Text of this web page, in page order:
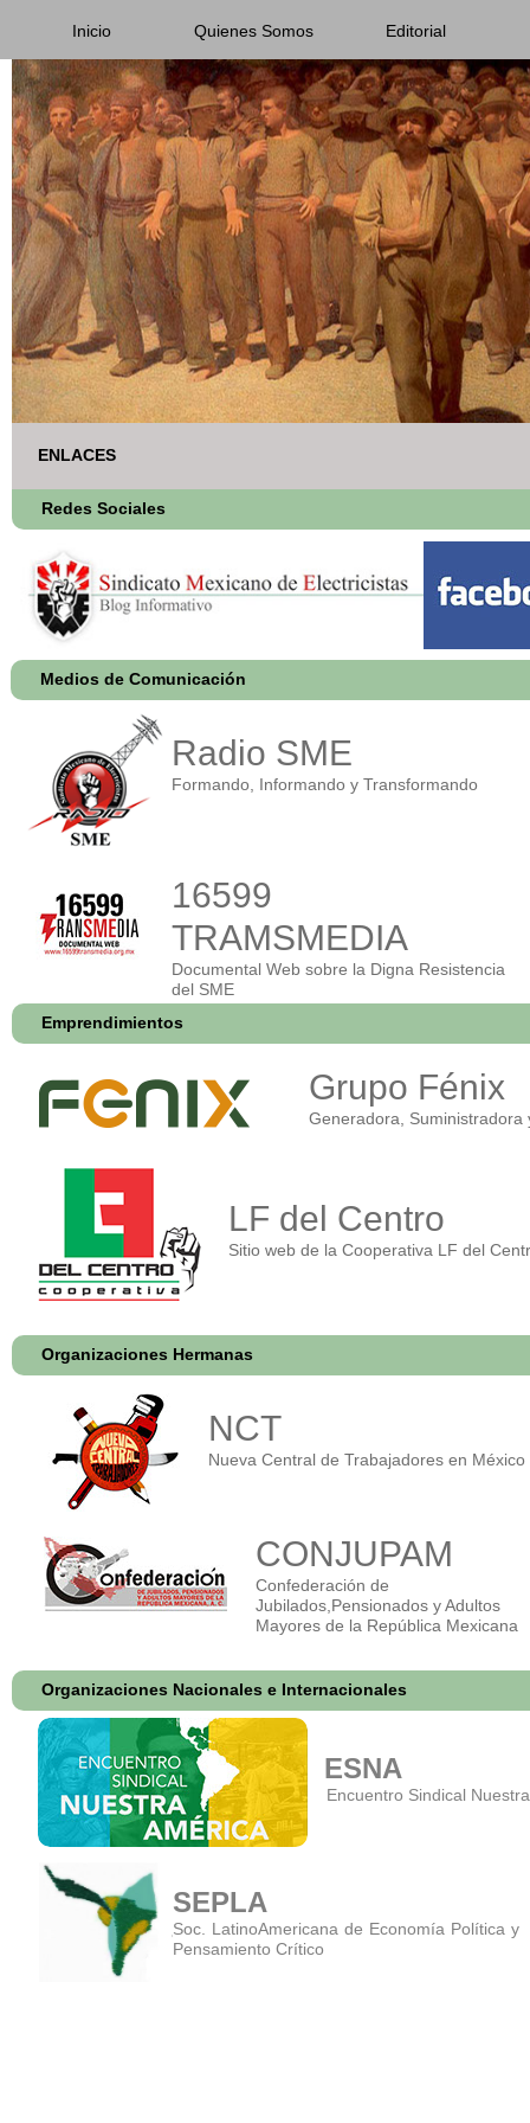
Inicio Quienes Somos Editorial
ENLACES
Redes Sociales
Medios de Comunicación
Radio SME
Formando, Informando y Transformando
16599
TRAMSMEDIA
Documental Web sobre la Digna Resistencia
del SME
Emprendimientos
Grupo Fénix
Generadora,
LF del Centro
Sitio web de la Cooperativa LF del
Organizaciones Hermanas
NCT
Nueva Central de Trabajadores en México
CONJUPAM
Confederación de
Jubilados,Pensionados y Adultos
Mayores de la República Mexicana
Organizaciones Nacionales e Internacionales
ESNA
Encuentro Sindical
SEPLA
Soc. LatinoAmericana de Economía
Pensamiento Crítico